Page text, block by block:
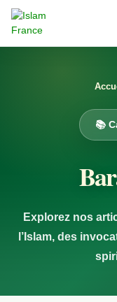
📚
Explorez nos
l’Islam, des